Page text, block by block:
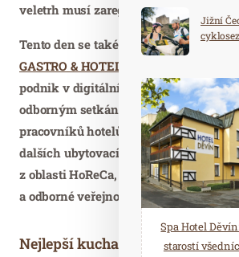
veletrh musí zaregistrovat.
Tento den se také uskuteční odborný
GASTRO & HOTEL
podnik v digitální době.“ Kongres se
odborným setkáním majitelů,
pracovníků hotelů, restaurací,
dalších ubytovacích a stravovacích
z oblasti HoReCa, zástupců asociací,
a odborné veřejnosti pořádaným v
Nejlepší kuchaři pod jednou
Jižní
Spa Hotel
starostí
Saunový ráj
relaxace v